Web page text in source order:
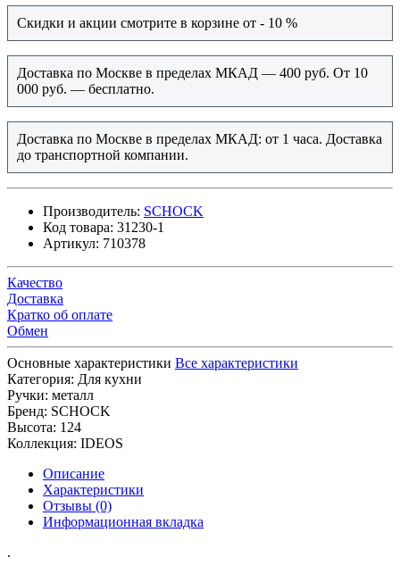
Скидки и акции смотрите в корзине от - 10 %
Доставка по Москве в пределах МКАД — 400 руб. От 10
000 руб. — бесплатно.
Доставка по Москве в пределах МКАД: от 1 часа. Доставка
до транспортной компании.
Производитель: SCHOCK
Код товара: 31230-1
Артикул: 710378
Качество
Доставка
Кратко об оплате
Обмен
Основные характеристики Все характеристики
Категория: Для кухни
Ручки: металл
Бренд: SCHOCK
Высота: 124
Коллекция: IDEOS
Описание
Характеристики
Отзывы (0)
Информационная вкладка
.